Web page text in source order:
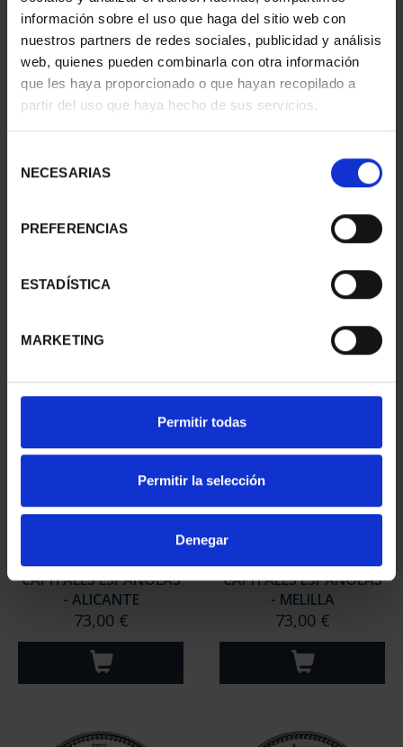
información sobre el uso que haga del sitio web con
nuestros partners de redes sociales, publicidad y análisis
web, quienes pueden combinarla con otra información
que les haya proporcionado o que hayan recopilado a
partir del uso que haya hecho de sus servicios.
NECESARIAS
PREFERENCIAS
ESTADÍSTICA
MARKETING
Permitir todas
Permitir la selección
Denegar
- MADRID
73,00 €
- PAMPLONA
CAPITALES ESPAÑOLAS
- ALICANTE
73,00 €
CAPITALES ESPAÑOLAS
- MELILLA
73,00 €